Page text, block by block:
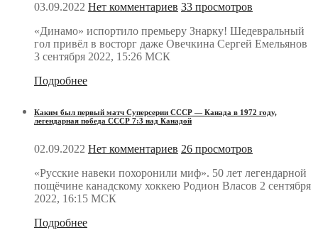
03.09.2022 Нет комментариев 33 просмотров
«Динамо» испортило премьеру Знарку! Шедевральный
гол привёл в восторг даже Овечкина Сергей Емельянов
3 сентября 2022, 15:26 МСК
Подробнее
Каким был первый матч Суперсерии СССР — Канада в 1972 году,
легендарная победа СССР 7:3 над Канадой
02.09.2022 Нет комментариев 26 просмотров
«Русские навеки похоронили миф». 50 лет легендарной
пощёчине канадскому хоккею Родион Власов 2 сентября
2022, 16:15 МСК
Подробнее